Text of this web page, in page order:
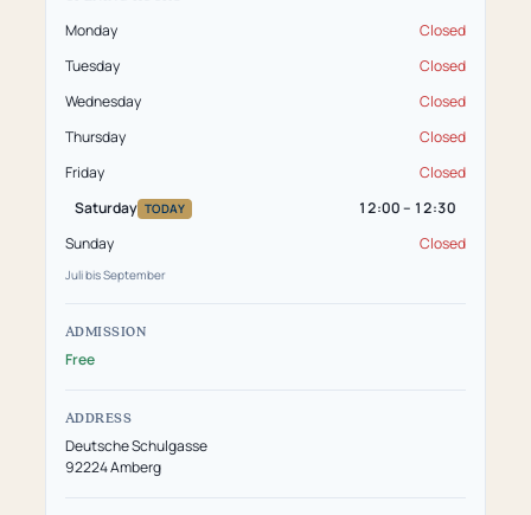
Monday
Closed
Tuesday
Closed
Wednesday
Closed
Thursday
Closed
Friday
Closed
Saturday TODAY
12:00 – 12:30
Sunday
Closed
Juli bis September
ADMISSION
Free
ADDRESS
Deutsche Schulgasse
92224 Amberg